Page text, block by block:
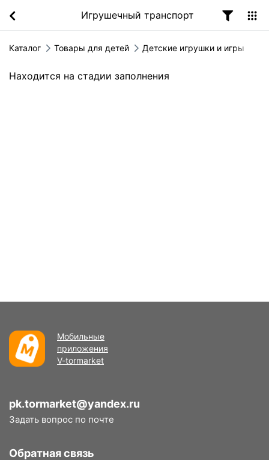
Игрушечный транспорт
Каталог Товары для детей Детские игрушки и игры
Находится на стадии заполнения
Мобильные
приложения
V-tormarket
pk.tormarket@yandex.ru
Задать вопрос по почте
Обратная связь